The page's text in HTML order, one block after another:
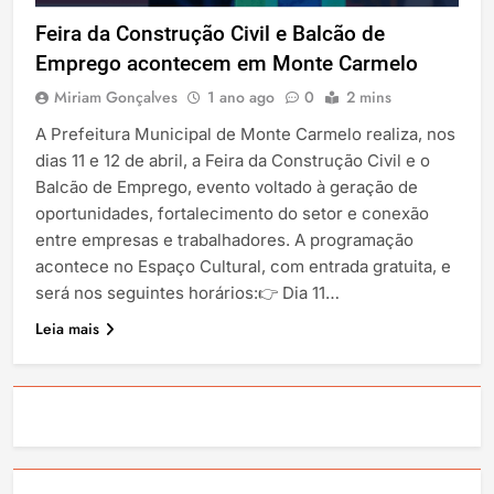
Feira da Construção Civil e Balcão de
Emprego acontecem em Monte Carmelo
Miriam Gonçalves 1 ano ago 0 2 mins
A Prefeitura Municipal de Monte Carmelo realiza, nos
dias 11 e 12 de abril, a Feira da Construção Civil e o
Balcão de Emprego, evento voltado à geração de
oportunidades, fortalecimento do setor e conexão
entre empresas e trabalhadores. A programação
acontece no Espaço Cultural, com entrada gratuita, e
será nos seguintes horários:👉 Dia 11…
Leia mais